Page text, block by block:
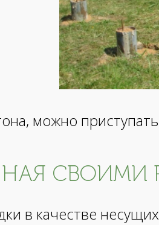
можно
в качестве